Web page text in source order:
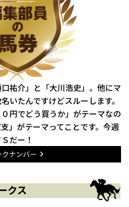
祐介」と「大川浩史」。他にマ
いたんですけどスルーします。
円でどう買うか」がテーマなの
」がテーマってことです。今週
だー！
クナンバー
クス